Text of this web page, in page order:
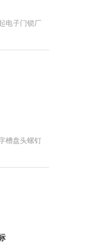
电子门锁厂
槽盘头螺钉